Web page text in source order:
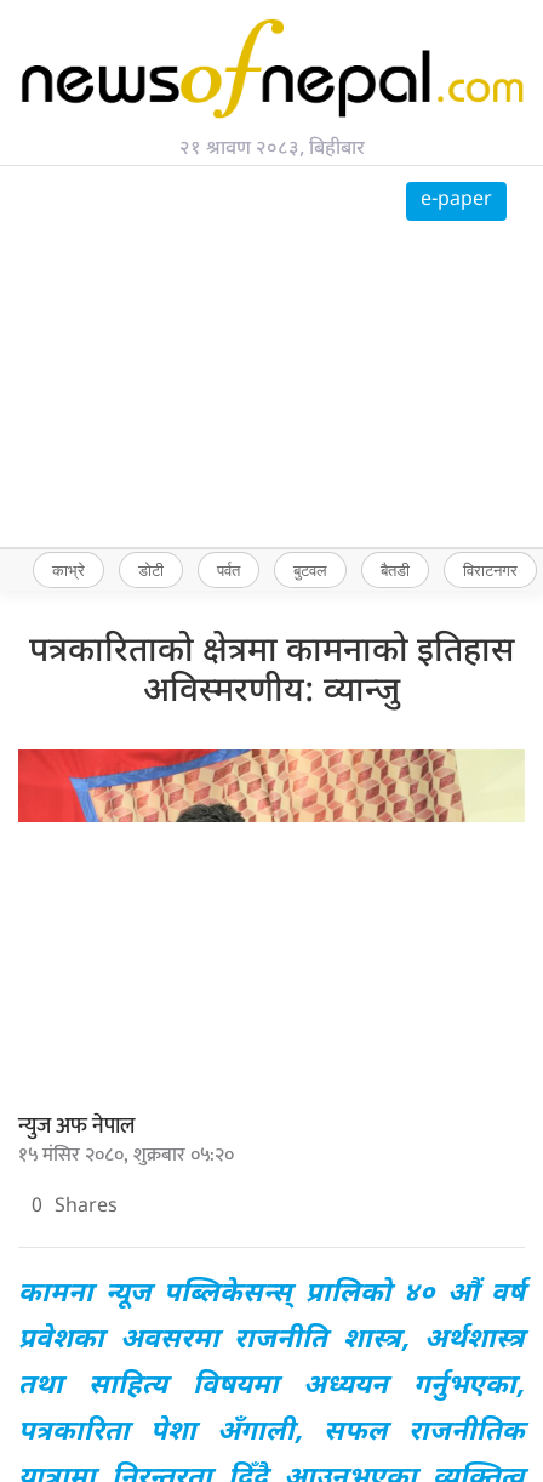
२१ श्रावण २०८३, बिहीबार
e-paper
सर्च गर्नुहोस्
काभ्रे डोटी पर्वत बुटवल बैतडी विराटनगर
पत्रकारिताको क्षेत्रमा कामनाको इतिहास
अविस्मरणीय: व्यान्जु
न्युज अफ नेपाल
१५ मंसिर २०८०, शुक्रबार ०५:२०
0 Shares
कामना न्यूज पब्लिकेसन्स् प्रालिको ४० औं वर्ष
प्रवेशका अवसरमा राजनीति शास्त्र, अर्थशास्त्र
तथा साहित्य विषयमा अध्ययन गर्नुभएका,
पत्रकारिता पेशा अँगाली, सफल राजनीतिक